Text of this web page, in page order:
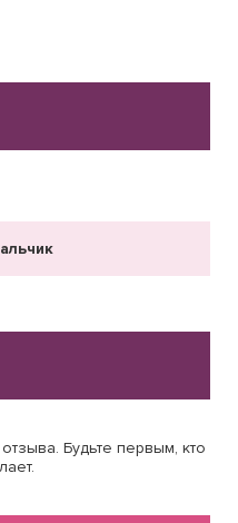
Будьте первым, кто